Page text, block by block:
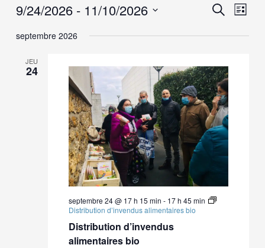
et
de
vues
Recherche
Liste
9/24/2026 - 11/10/2026
une
septembre 2026
JEU
24
septembre 24 @ 17 h 15 min - 17 h 45 min
Distribution d’invendus alimentaires bio
Distribution d’invendus
alimentaires bio